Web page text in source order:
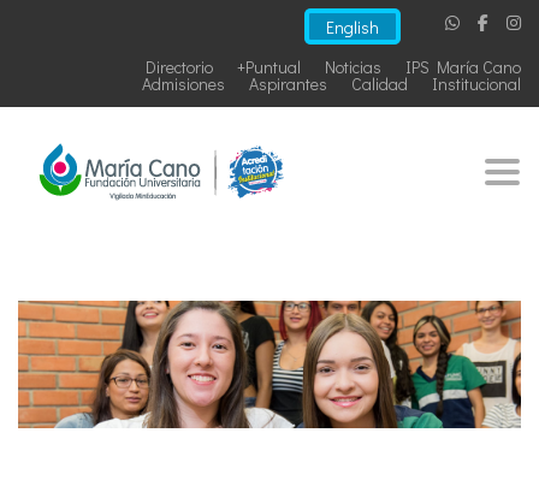
English
IPS María Cano
Noticias
+Puntual
Directorio
Institucional
Calidad
Aspirantes
Admisiones